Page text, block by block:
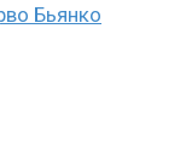
Бьянко